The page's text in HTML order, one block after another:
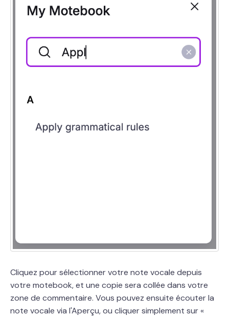
Cliquez pour sélectionner votre note vocale depuis
votre motebook, et une copie sera collée dans votre
zone de commentaire. Vous pouvez ensuite écouter la
note vocale via l'Aperçu, ou cliquer simplement sur «